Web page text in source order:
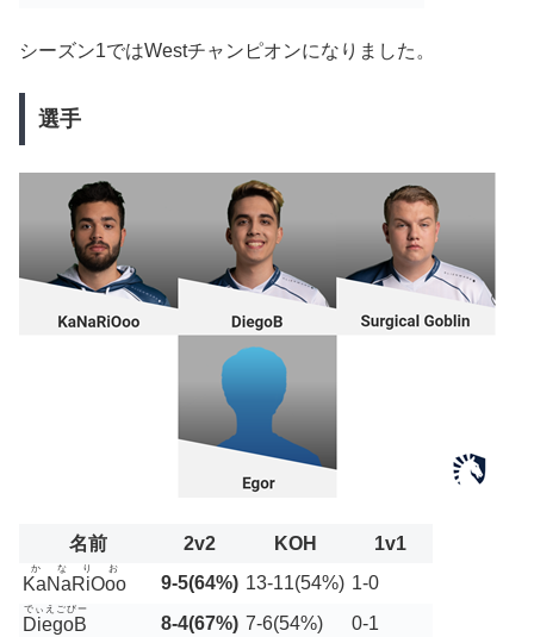
シーズン1ではWestチャンピオンになりました。
選手
名前 2v2 KOH
1v1
KaNaRiOoo
かなりお
9-5(64%) 13-11(54%) 1-0
DiegoB
でぃえごびー
8-4(67%) 7-6(54%) 0-1